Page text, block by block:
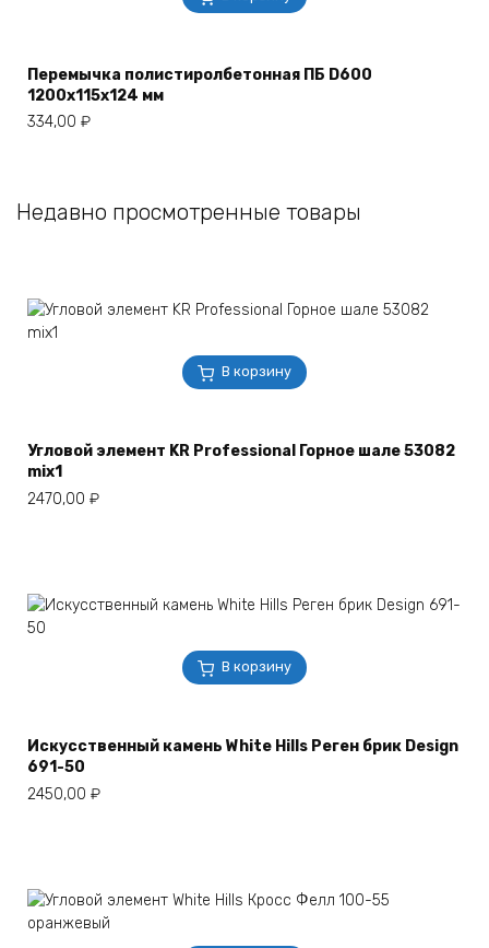
Перемычка полистиролбетонная ПБ D600
1200х115х124 мм
334,00 ₽
Недавно просмотренные товары
В корзину
Угловой элемент KR Professional Горное шале 53082
mix1
2470,00 ₽
В корзину
Искусственный камень White Hills Реген брик Design
691-50
2450,00 ₽